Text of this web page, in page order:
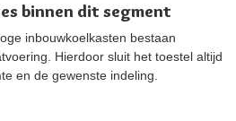
binnen dit segment
inbouwkoelkasten bestaan
Hierdoor sluit het toestel altijd
en de gewenste indeling.